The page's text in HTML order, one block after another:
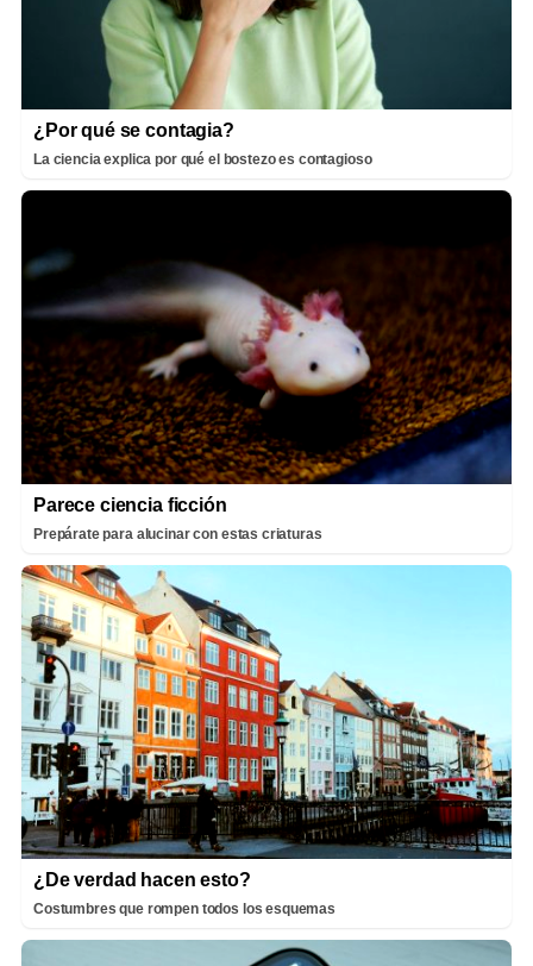
¿Por qué se contagia?
La ciencia explica por qué el bostezo es contagioso
Parece ciencia ficción
Prepárate para alucinar con estas criaturas
¿De verdad hacen esto?
Costumbres que rompen todos los esquemas